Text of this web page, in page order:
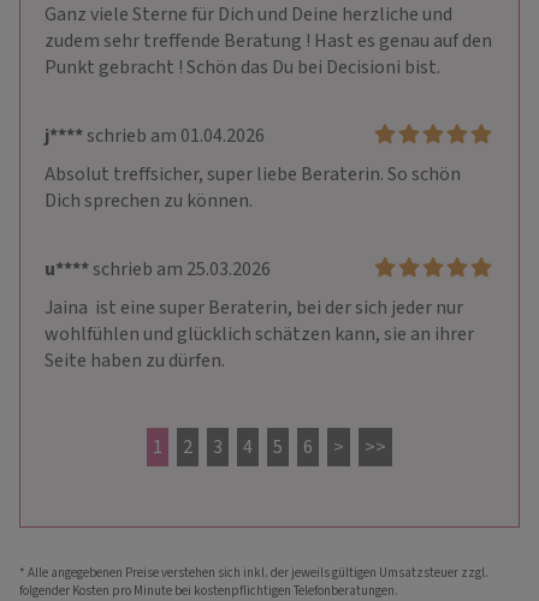
Ganz viele Sterne für Dich und Deine herzliche und
zudem sehr treffende Beratung ! Hast es genau auf den
Punkt gebracht ! Schön das Du bei Decisioni bist.
j****schrieb am 01.04.2026
Absolut treffsicher, super liebe Beraterin. So schön
Dich sprechen zu können.
u****schrieb am 25.03.2026
Jaina  ist eine super Beraterin, bei der sich jeder nur
wohlfühlen und glücklich schätzen kann, sie an ihrer
Seite haben zu dürfen.
1 2 3 4 5 6 > >>
* Alle angegebenen Preise verstehen sich inkl. der jeweils gültigen Umsatzsteuer zzgl.
folgender Kosten pro Minute bei kostenpflichtigen Telefonberatungen.